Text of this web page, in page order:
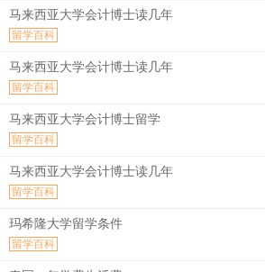
马来西亚大学会计博士读几年
留学百科
马来西亚大学会计博士读几年
留学百科
马来西亚大学会计博士留学
留学百科
马来西亚大学会计博士读几年
留学百科
玛希隆大学留学条件
留学百科